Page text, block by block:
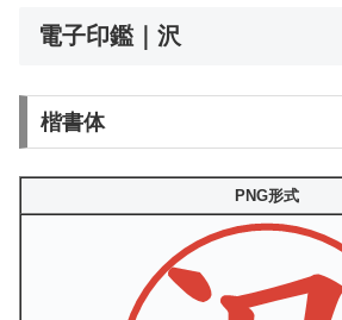
電子印鑑｜沢
楷書体
PNG形式